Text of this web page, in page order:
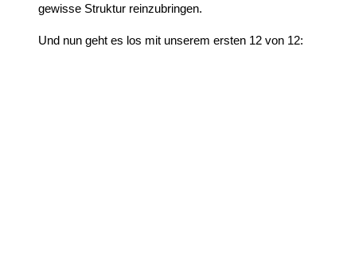
gewisse Struktur reinzubringen.
Und nun geht es los mit unserem ersten 12 von 12: